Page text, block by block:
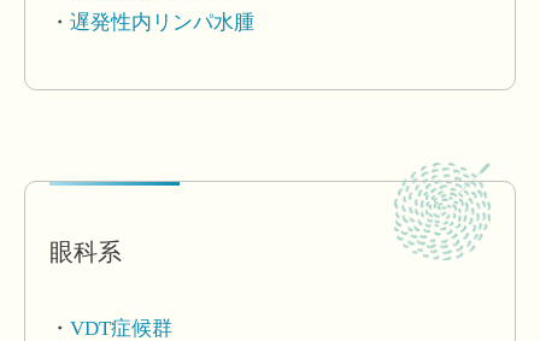
遅発性内リンパ水腫
眼科系
VDT症候群